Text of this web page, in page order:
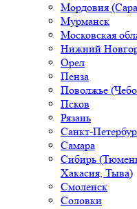
Мордовия
Мурманск
Московская
Нижний
Орел
Пенза
Поволжье
Псков
Рязань
Санкт-
Самара
Сибирь
Хакасия, Тыва)
Смоленск
Соловки